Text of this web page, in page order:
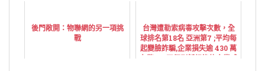
後門敞開：物聯網的另一項挑
戰
台灣遭勒索病毒攻擊次數，全
球排名第18名 亞洲第7 ;平均每
起變臉詐騙,企業損失逾 430 萬
台幣 --- 四個刷新紀錄的企業威